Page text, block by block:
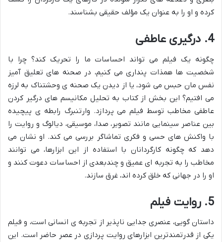
کرده و او را به عنوان یک مؤلف حقیقی بشناسند.
4. درگیرى عاطفى
چگونه یک فیلم می تواند احساسات ما را تحریک کند؟ چرا با
شخصیت ها همذات پنداری می کنیم، در صحنه های تعلیق آمیز
نفس مان حبس می شود، یا از دیدن یک صحنه ی وحشتناک به لرزه
می افتیم؟ این بخش از کتاب به تحلیل مکانیسم های درگیر کردن
عاطفی مخاطب توسط فیلم می پردازد. وارتنبرگ رابطه ی پیچیده
بین عناصر سینمایی مانند تصویر، صدا، موسیقی، دیالوگ و روایت را
با واکنش های حسی و فکری تماشاگر بررسی می کند. او نشان می
دهد که چگونه کارگردانان با استفاده از این ابزارها، می توانند
مخاطب را به تجربه ای عمیق و چندبعدی از احساسات دعوت کنند و
او را در جهانی که خلق کرده اند، غرق سازند.
5. روایت فیلم
داستان گویی، عنصری جدایی ناپذیر از تجربه ی انسانی است، و فیلم
یکی از قدرتمندترین ابزارهای روایت پردازی در عصر حاضر است. این